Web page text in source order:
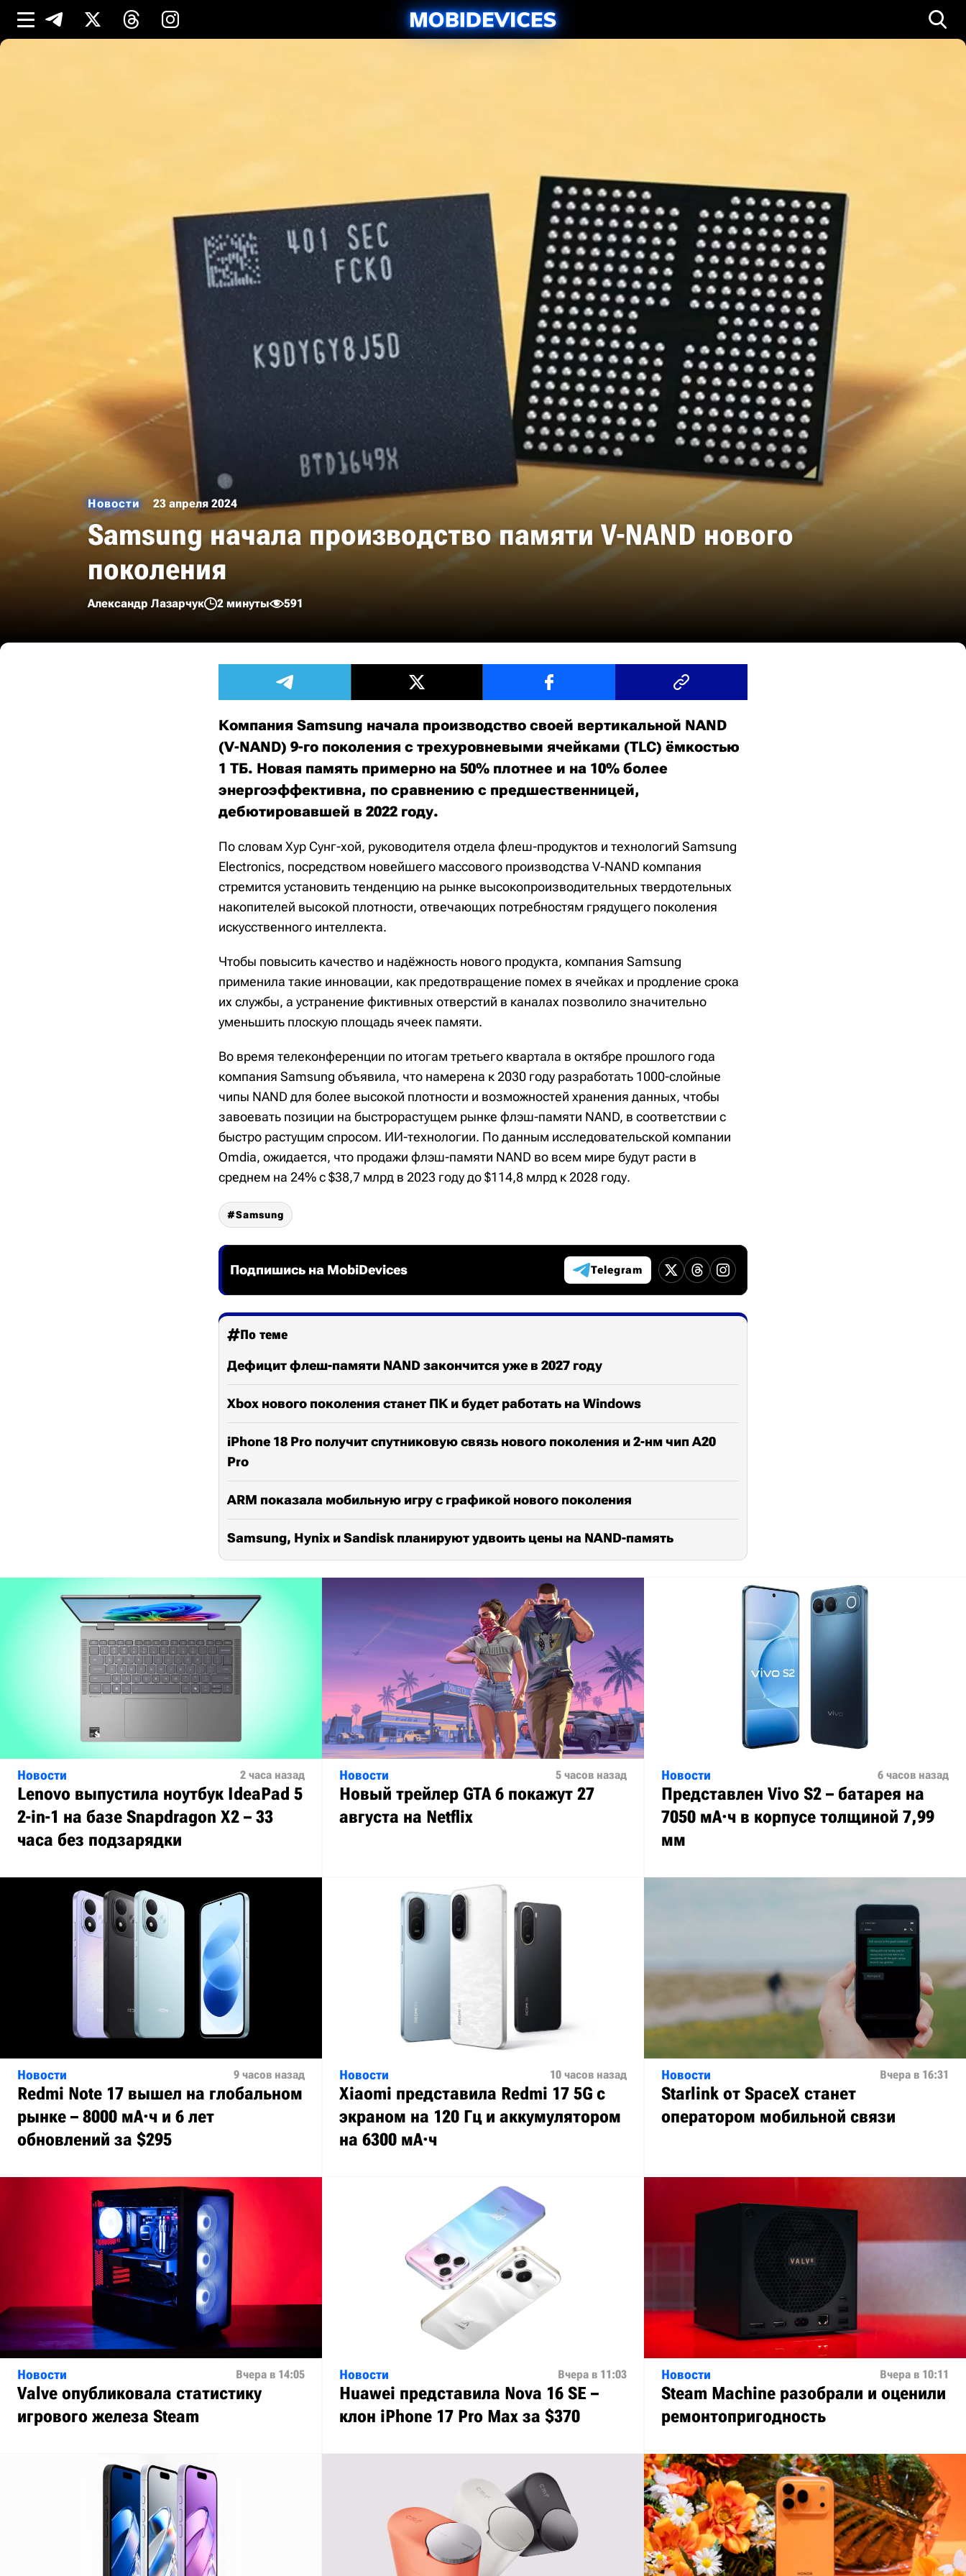
Новости 23 апреля 2024
Samsung начала производство памяти V-NAND нового
поколения
Александр Лазарчук 2 минуты 591
Компания Samsung начала производство своей вертикальной NAND
(V-NAND) 9-го поколения с трехуровневыми ячейками (TLC) ёмкостью
1 ТБ. Новая память примерно на 50% плотнее и на 10% более
энергоэффективна, по сравнению с предшественницей,
дебютировавшей в 2022 году.
По словам Хур Сунг-хой, руководителя отдела флеш-продуктов и технологий Samsung
Electronics, посредством новейшего массового производства V-NAND компания
стремится установить тенденцию на рынке высокопроизводительных твердотельных
накопителей высокой плотности, отвечающих потребностям грядущего поколения
искусственного интеллекта.
Чтобы повысить качество и надёжность нового продукта, компания Samsung
применила такие инновации, как предотвращение помех в ячейках и продление срока
их службы, а устранение фиктивных отверстий в каналах позволило значительно
уменьшить плоскую площадь ячеек памяти.
Во время телеконференции по итогам третьего квартала в октябре прошлого года
компания Samsung объявила, что намерена к 2030 году разработать 1000-слойные
чипы NAND для более высокой плотности и возможностей хранения данных, чтобы
завоевать позиции на быстрорастущем рынке флэш-памяти NAND, в соответствии с
быстро растущим спросом. ИИ-технологии. По данным исследовательской компании
Omdia, ожидается, что продажи флэш-памяти NAND во всем мире будут расти в
среднем на 24% с $38,7 млрд в 2023 году до $114,8 млрд к 2028 году.
Samsung
Подпишись на MobiDevices Telegram
По теме
Дефицит флеш-памяти NAND закончится уже в 2027 году
Xbox нового поколения станет ПК и будет работать на Windows
iPhone 18 Pro получит спутниковую связь нового поколения и 2-нм чип A20
Pro
ARM показала мобильную игру с графикой нового поколения
Samsung, Hynix и Sandisk планируют удвоить цены на NAND-память
Новости 2 часа назад
Lenovo выпустила ноутбук IdeaPad 5
2-in-1 на базе Snapdragon X2 – 33
часа без подзарядки
Новости 5 часов назад
Новый трейлер GTA 6 покажут 27
августа на Netflix
Новости 6 часов назад
Представлен Vivo S2 – батарея на
7050 мА·ч в корпусе толщиной 7,99
мм
Новости 9 часов назад
Redmi Note 17 вышел на глобальном
рынке – 8000 мА·ч и 6 лет
обновлений за $295
Новости 10 часов назад
Xiaomi представила Redmi 17 5G с
экраном на 120 Гц и аккумулятором
на 6300 мА·ч
Новости Вчера в 16:31
Starlink от SpaceX станет
оператором мобильной связи
Новости Вчера в 14:05
Valve опубликовала статистику
игрового железа Steam
Новости Вчера в 11:03
Huawei представила Nova 16 SE –
клон iPhone 17 Pro Max за $370
Новости Вчера в 10:11
Steam Machine разобрали и оценили
ремонтопригодность